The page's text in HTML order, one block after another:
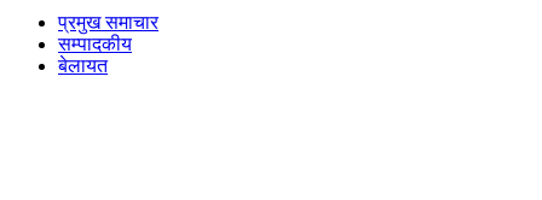
प्रमुख समाचार
सम्पादकीय
बेलायत